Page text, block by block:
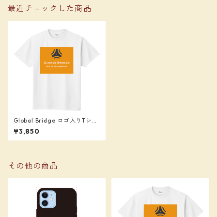
最近チェックした商品
Global Bridge ロゴ入りTシャ
ツ
¥3,850
その他の商品